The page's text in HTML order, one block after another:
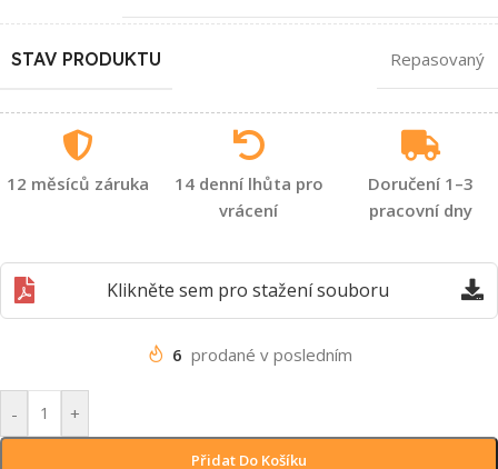
STAV PRODUKTU Repasovaný
12 měsíců záruka
14 denní lhůta pro
vrácení
Doručení 1–3
pracovní dny
Klikněte sem pro stažení souboru
6 prodané v posledním
- +
Přidat Do Košíku